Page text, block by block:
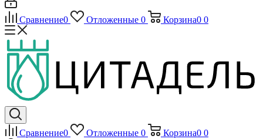
Сравнение0 Отложенные 0 Корзина0 0
Сравнение0 Отложенные 0 Корзина0 0